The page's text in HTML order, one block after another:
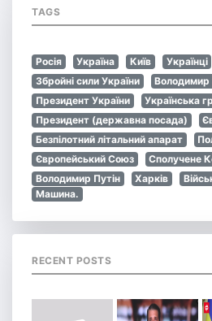
TAGS
Росія Україна Київ
Українці
Збройні сили України
Володимир
Президент України
Українська
Президент (державна посада)
Безпілотний літальний апарат
Європейський Союз
Сполучене
Володимир Путін
Харків
Машина.
RECENT POSTS